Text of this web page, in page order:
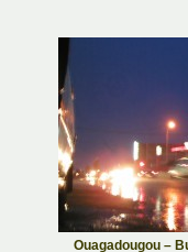
Ouagadougou –